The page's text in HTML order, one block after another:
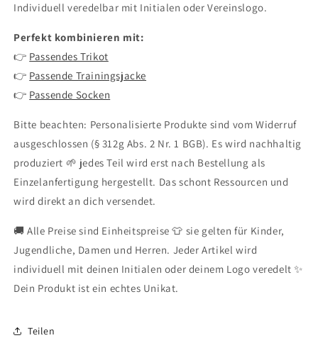
Individuell veredelbar mit Initialen oder Vereinslogo.
Perfekt kombinieren mit:
👉 Passendes Trikot
👉 Passende Trainingsjacke
👉 Passende Socken
Bitte beachten: Personalisierte Produkte sind vom Widerruf
ausgeschlossen (§ 312g Abs. 2 Nr. 1 BGB). Es wird nachhaltig
produziert 🌱 jedes Teil wird erst nach Bestellung als
Einzelanfertigung hergestellt. Das schont Ressourcen und
wird direkt an dich versendet.
🚚 Alle Preise sind Einheitspreise 👕 sie gelten für Kinder,
Jugendliche, Damen und Herren. Jeder Artikel wird
individuell mit deinen Initialen oder deinem Logo veredelt ✨
Dein Produkt ist ein echtes Unikat.
Teilen